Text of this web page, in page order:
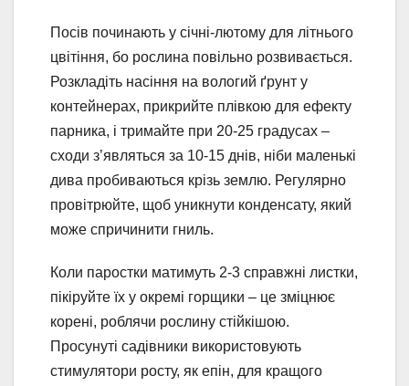
Посів починають у січні-лютому для літнього
цвітіння, бо рослина повільно розвивається.
Розкладіть насіння на вологий ґрунт у
контейнерах, прикрийте плівкою для ефекту
парника, і тримайте при 20-25 градусах –
сходи з’являться за 10-15 днів, ніби маленькі
дива пробиваються крізь землю. Регулярно
провітрюйте, щоб уникнути конденсату, який
може спричинити гниль.
Коли паростки матимуть 2-3 справжні листки,
пікіруйте їх у окремі горщики – це зміцнює
корені, роблячи рослину стійкішою.
Просунуті садівники використовують
стимулятори росту, як епін, для кращого